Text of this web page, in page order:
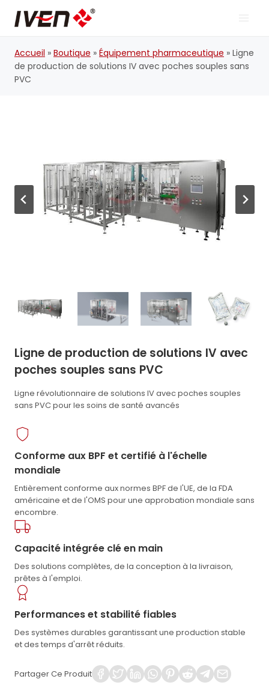
content
Accueil » Boutique » Équipement pharmaceutique » Ligne
de production de solutions IV avec poches souples sans
PVC
Ligne de production de solutions IV avec
poches souples sans PVC
Ligne révolutionnaire de solutions IV avec poches souples
sans PVC pour les soins de santé avancés
Conforme aux BPF et certifié à l'échelle
mondiale
Entièrement conforme aux normes BPF de l'UE, de la FDA
américaine et de l'OMS pour une approbation mondiale sans
encombre.
Capacité intégrée clé en main
Des solutions complètes, de la conception à la livraison,
prêtes à l'emploi.
Performances et stabilité fiables
Des systèmes durables garantissant une production stable
et des temps d'arrêt réduits.
Partager Ce Produit